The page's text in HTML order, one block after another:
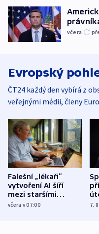
včera
Evropský
ČT24 každý den vybírá z
veřejnými médii, členy
Falešní „lékaři“
vytvoření AI šíří
mezi staršími
Poláky nebezpečné
včera v 07:00 7.